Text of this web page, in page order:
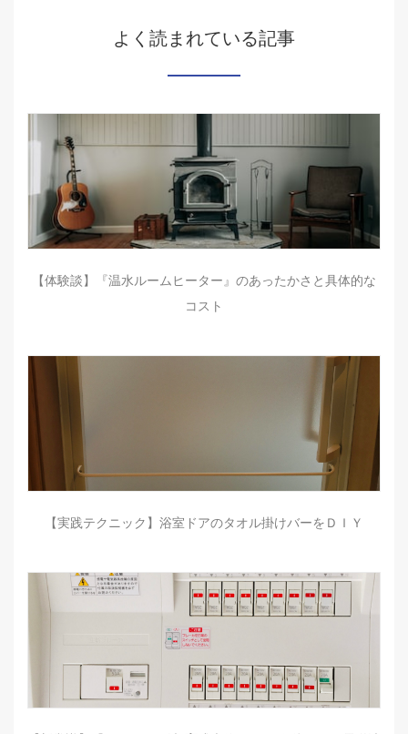
よく読まれている記事
【体験談】『温水ルームヒーター』のあったかさと具体的な
コスト
【実践テクニック】浴室ドアのタオル掛けバーをＤＩＹ